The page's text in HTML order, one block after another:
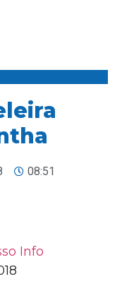
08:51
Info